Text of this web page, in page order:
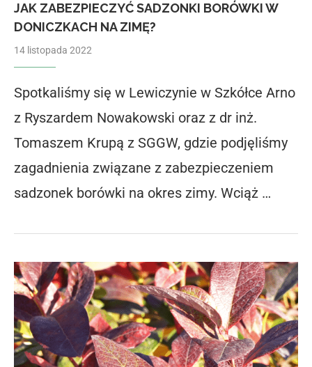
JAK ZABEZPIECZYĆ SADZONKI BORÓWKI W
DONICZKACH NA ZIMĘ?
14 listopada 2022
Spotkaliśmy się w Lewiczynie w Szkółce Arno
z Ryszardem Nowakowski oraz z dr inż.
Tomaszem Krupą z SGGW, gdzie podjęliśmy
zagadnienia związane z zabezpieczeniem
sadzonek borówki na okres zimy. Wciąż …